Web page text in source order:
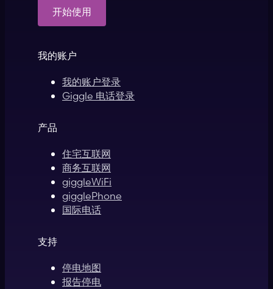
开始使用
我的账户
我的账户登录
Giggle 电话登录
产品
住宅互联网
商务互联网
giggleWiFi
gigglePhone
国际电话
支持
停电地图
报告停电